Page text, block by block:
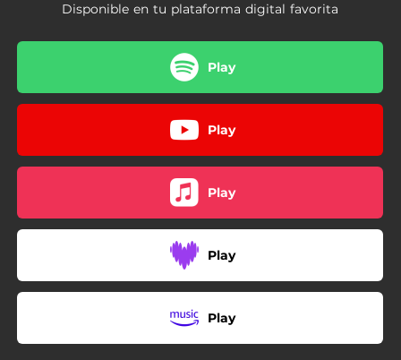
Disponible en tu plataforma digital favorita
Play
Play
Play
Play
Play